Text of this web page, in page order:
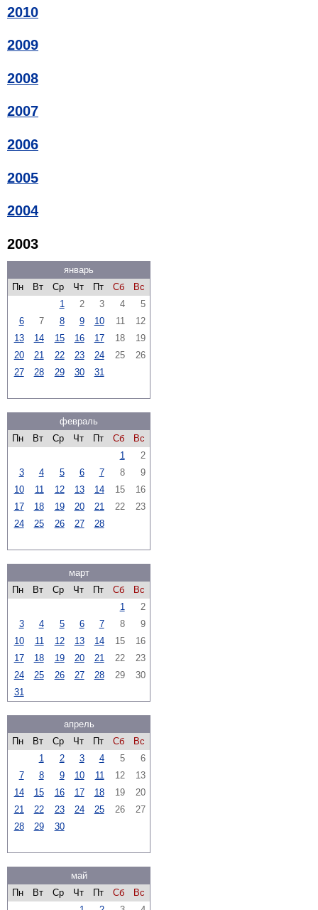
2010
2009
2008
2007
2006
2005
2004
2003
январь
Пн
Вт Ср Чт Пт Сб
Вс
1
2 3 4
5
6
7 8 9 10 11
12
13
14 15 16 17 18
19
20
21 22 23 24 25
26
27
28 29 30 31
февраль
Пн
Вт Ср Чт Пт Сб
Вс
1
2
3
4 5 6 7 8
9
10
11 12 13 14 15
16
17
18 19 20 21 22
23
24
25 26 27 28
март
Пн
Вт Ср Чт Пт Сб
Вс
1
2
3
4 5 6 7 8
9
10
11 12 13 14 15
16
17
18 19 20 21 22
23
24
25 26 27 28 29
30
31
апрель
Пн
Вт Ср Чт Пт Сб
Вс
1
2 3 4 5
6
7
8 9 10 11 12
13
14
15 16 17 18 19
20
21
22 23 24 25 26
27
28
29 30
май
Пн
Вт Ср Чт Пт Сб
Вс